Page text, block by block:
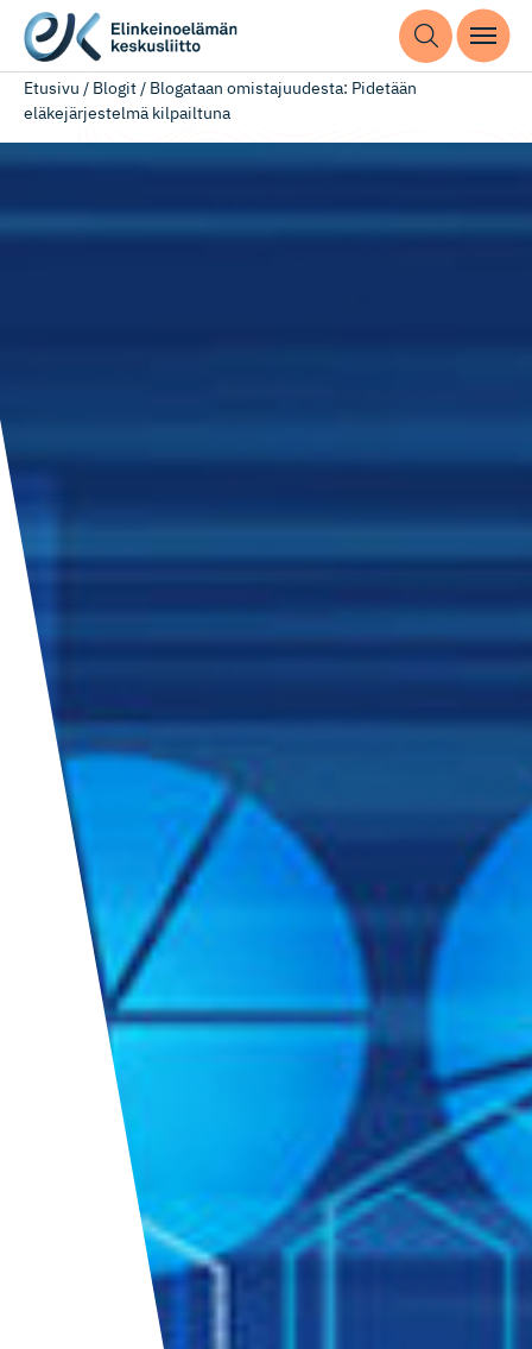
Etusivu / Blogit/ Blogataan omistajuudesta: Pidetään
eläkejärjestelmä kilpailtuna